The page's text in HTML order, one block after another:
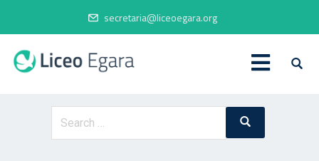
secretaria@liceoegara.org
It seems we can’t find what you’re looking for. Perhaps